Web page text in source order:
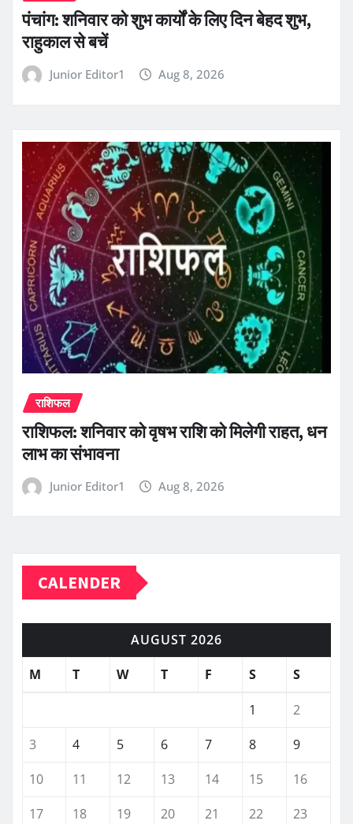
पंचांग: शनिवार को शुभ कार्यों के लिए दिन बेहद शुभ,
राहुकाल से बचें
Junior Editor1 Aug 8, 2026
राशिफल
राशिफल: शनिवार को वृषभ राशि को मिलेगी राहत, धन
लाभ का संभावना
Junior Editor1 Aug 8, 2026
CALENDER
AUGUST 2026
M
T W T F S S
1
2
3
4 5 6 7 8
9
10
11 12 13 14 15
16
17
18 19 20 21 22
23